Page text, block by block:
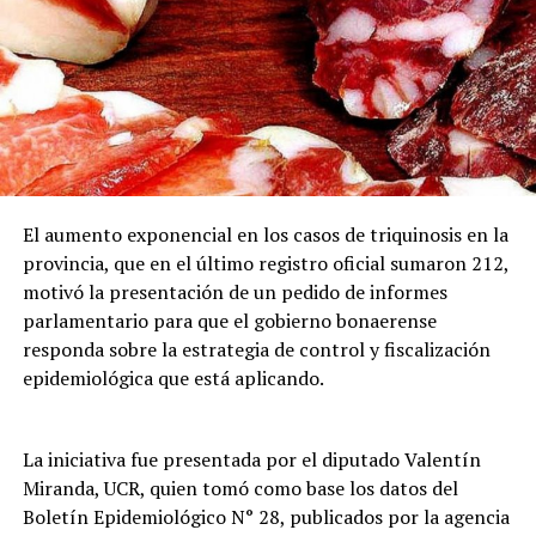
El aviso naranja, que implica riesgo de fenómenos
El aumento exponencial en los casos de triquinosis en la
provincia, que en el último registro oficial sumaron 212,
motivó la presentación de un pedido de informes
parlamentario para que el gobierno bonaerense
responda sobre la estrategia de control y fiscalización
epidemiológica que está aplicando.
La iniciativa fue presentada por el diputado Valentín
Miranda, UCR, quien tomó como base los datos del
Boletín Epidemiológico N° 28, publicados por la agencia